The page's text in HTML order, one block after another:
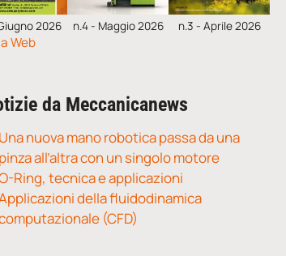
2026 n.4 - Maggio 2026 n.3 - Aprile 2026
Web
da Meccanicanews
Una nuova mano robotica passa da una
pinza all’altra con un singolo motore
Ring, tecnica e applicazioni
della fluidodinamica
(CFD)